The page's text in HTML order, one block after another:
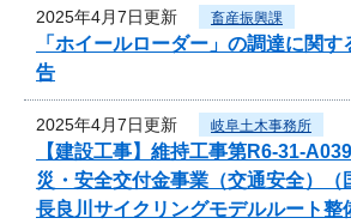
2025年4月7日更新 畜産振興課
「ホイールローダー」の調達に関
告
2025年4月7日更新 岐阜土木事務所
【建設工事】維持工事第R6-31-
災・安全交付金事業（交通安全）（
長良川サイクリングモデルルート整